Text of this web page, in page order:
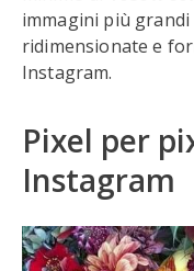
immagini più grandi
ridimensionate e
Instagram.
Pixel per
Instagram